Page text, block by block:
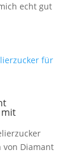
echt gut
mit
Diamant